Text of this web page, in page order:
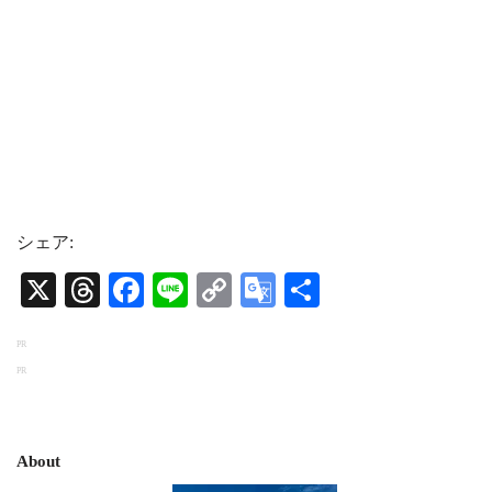
シェア:
X Threads
Facebook
LineCopyGoogle
PR
PR
About